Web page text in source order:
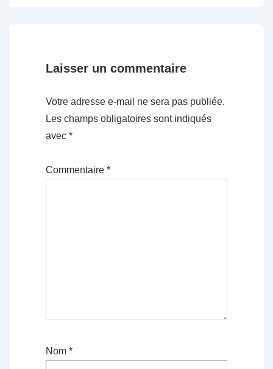
Laisser un commentaire
Votre adresse e-mail ne sera pas publiée.
Les champs obligatoires sont indiqués
avec *
Commentaire *
Nom *